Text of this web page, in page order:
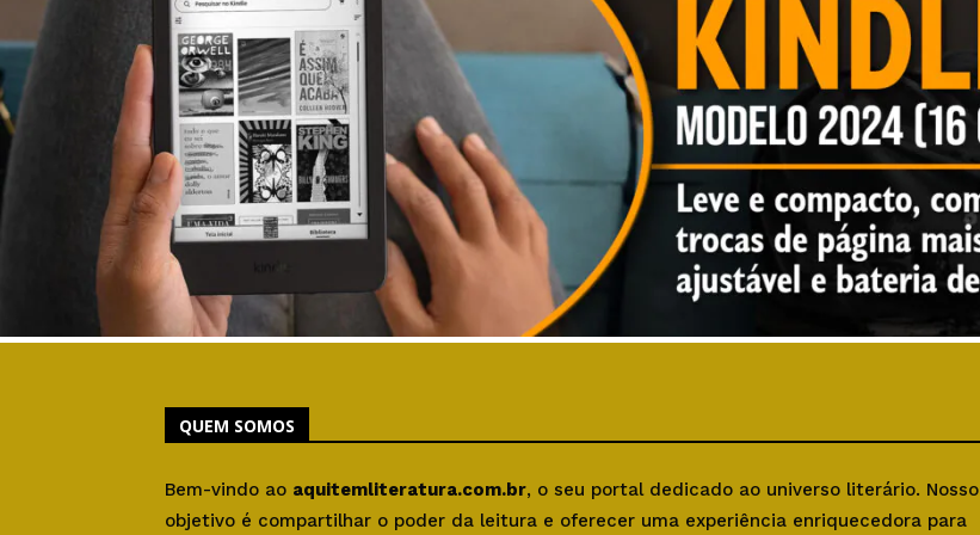
QUEM SOMOS
Bem-vindo ao aquitemliteratura.com.br, o seu portal dedicado ao universo literário. Nosso
objetivo é compartilhar o poder da leitura e oferecer uma experiência enriquecedora para